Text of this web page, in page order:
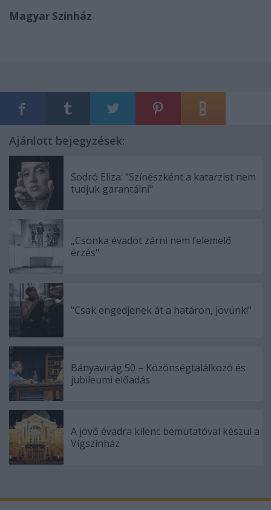
Magyar Színház
Ajánlott bejegyzések:
Sodró Eliza: "Színészként a katarzist nem
tudjuk garantálni"
„Csonka évadot zárni nem felemelő
érzés"
"Csak engedjenek át a határon, jövünk!"
Bányavirág 50 – Közönségtalálkozó és
jubileumi előadás
A jövő évadra kilenc bemutatóval készül a
Vígszínház